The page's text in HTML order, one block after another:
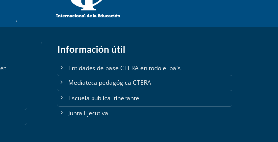
Información útil
Entidades de base CTERA en todo el país
Mediateca pedagógica CTERA
Escuela publica itinerante
Junta Ejecutiva